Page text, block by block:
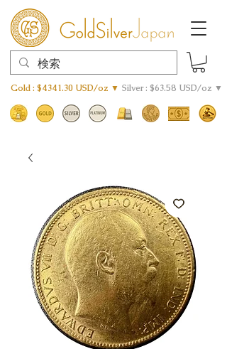
Gold : $4341.30 USD/oz ▼ Silver : $63.58 USD/oz ▼